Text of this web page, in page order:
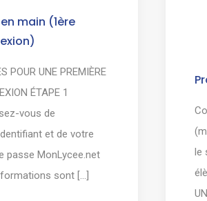
main (1ère
POUR UNE PREMIÈRE
ÉTAPE 1
vous de
et de votre
passe MonLycee.net
sont [...]
le